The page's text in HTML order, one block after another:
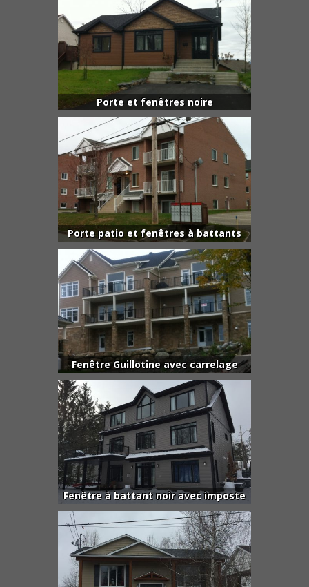
Porte et fenêtres noire
Porte patio et fenêtres à battants
Fenêtre Guillotine avec carrelage
Fenêtre à battant noir avec imposte